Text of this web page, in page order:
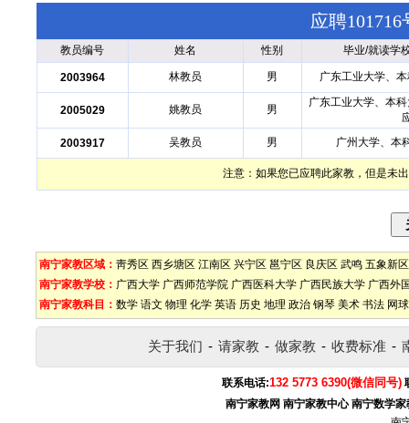
应聘
教员编号 姓名 性别 毕业/就读学
2003964 林教员 男 广东工业大学、
2005029 姚教员 男
广东工业大学、本
2003917
吴教员 男 广州大学、本
注意：如果您已应聘此家教，但是未
南宁家教区域： 靑秀区 西乡塘区 江南区 兴宁区 邕宁区 良庆区 武鸣 五象新区
南宁家教学校： 广西大学 广西师范学院 广西医科大学 广西民族大学 广西外
南宁家教科目： 数学 语文 物理 化学 英语 历史 地理 政治 钢琴 美术 书法 网球
关于我们 - 请家教 - 做家教 - 收费标准 -
联系电话:132 5773 6390(微信同号)
南宁家教网 南宁家教中心 南宁数学家